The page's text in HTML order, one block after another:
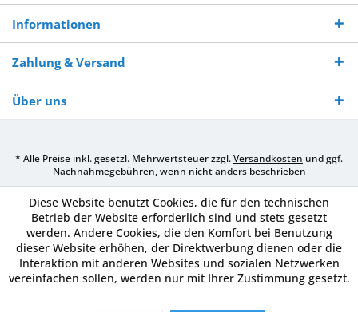
Informationen
Zahlung & Versand
Über uns
* Alle Preise inkl. gesetzl. Mehrwertsteuer zzgl.Versandkosten und ggf.
Nachnahmegebühren, wenn nicht anders beschrieben
Diese Website benutzt Cookies, die für den technischen
Betrieb der Website erforderlich sind und stets gesetzt
werden. Andere Cookies, die den Komfort bei Benutzung
dieser Website erhöhen, der Direktwerbung dienen oder die
Interaktion mit anderen Websites und sozialen Netzwerken
vereinfachen sollen, werden nur mit Ihrer Zustimmung gesetzt.